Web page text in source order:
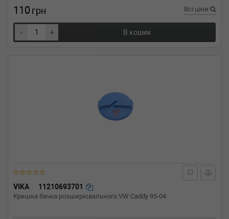
110 грн Всі ціни
- + В кошик
VIKA 11210693701
Кришка бачка розширювального VW Caddy 95-04